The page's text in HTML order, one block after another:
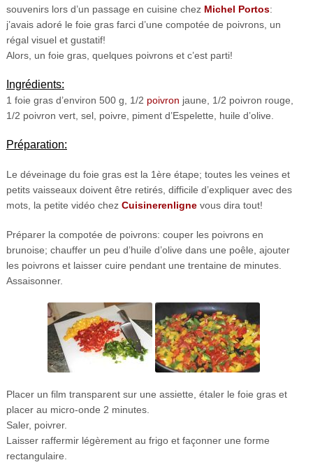
souvenirs lors d’un passage en cuisine chez Michel Portos:
j’avais adoré le foie gras farci d’une compotée de poivrons, un
régal visuel et gustatif!
Alors, un foie gras, quelques poivrons et c’est parti!
Ingrédients:
1 foie gras d’environ 500 g, 1/2 poivron jaune, 1/2 poivron rouge,
1/2 poivron vert, sel, poivre, piment d’Espelette, huile d’olive.
Préparation:
Le déveinage du foie gras est la 1ère étape; toutes les veines et
petits vaisseaux doivent être retirés, difficile d’expliquer avec des
mots, la petite vidéo chez Cuisinerenlignevous dira tout!
Préparer la compotée de poivrons: couper les poivrons en
brunoise; chauffer un peu d’huile d’olive dans une poêle, ajouter
les poivrons et laisser cuire pendant une trentaine de minutes.
Assaisonner.
Placer un film transparent sur une assiette, étaler le foie gras et
placer au micro-onde 2 minutes.
Saler, poivrer.
Laisser raffermir légèrement au frigo et façonner une forme
rectangulaire.